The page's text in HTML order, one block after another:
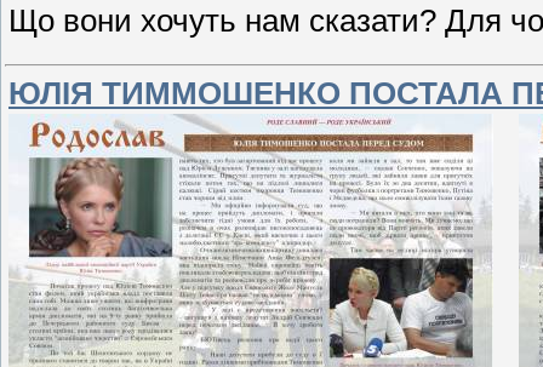
Що вони хочуть нам сказати? Для
ЮЛІЯ ТИММОШЕНКО ПОСТАЛА